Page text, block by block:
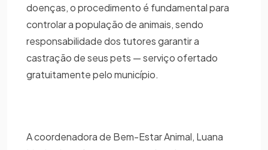
doenças, o procedimento é fundamental para
controlar a população de animais, sendo
responsabilidade dos tutores garantir a
castração de seus pets — serviço ofertado
gratuitamente pelo município.
A coordenadora de Bem-Estar Animal, Luana